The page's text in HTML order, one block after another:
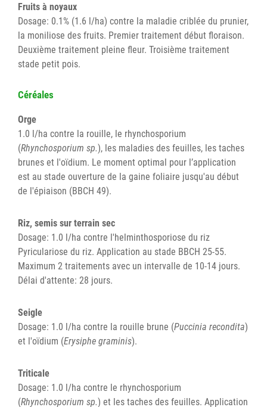
Fruits à noyaux
Dosage: 0.1% (1.6 l/ha) contre la maladie criblée du prunier,
la moniliose des fruits. Premier traitement début floraison.
Deuxième traitement pleine fleur. Troisième traitement
stade petit pois.
Céréales
Orge
1.0 l/ha contre la rouille, le rhynchosporium
(Rhynchosporium sp.), les maladies des feuilles, les taches
brunes et l'oïdium. Le moment optimal pour l’application
est au stade ouverture de la gaine foliaire jusqu'au début
de l'épiaison (BBCH 49).
Riz, semis sur terrain sec
Dosage: 1.0 l/ha contre l'helminthosporiose du riz
Pyriculariose du riz. Application au stade BBCH 25-55.
Maximum 2 traitements avec un intervalle de 10-14 jours.
Délai d'attente: 28 jours.
Seigle
Dosage: 1.0 l/ha contre la rouille brune (Puccinia recondita)
et l'oïdium (Erysiphe graminis).
Triticale
Dosage: 1.0 l/ha contre le rhynchosporium
(Rhynchosporium sp.) et les taches des feuilles. Application